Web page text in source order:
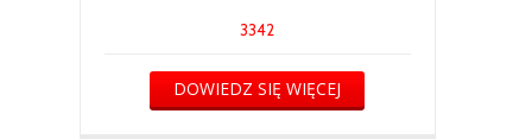
3342
DOWIEDZ SIĘ WIĘCEJ